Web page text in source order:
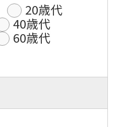
20歳代
40歳代
60歳代